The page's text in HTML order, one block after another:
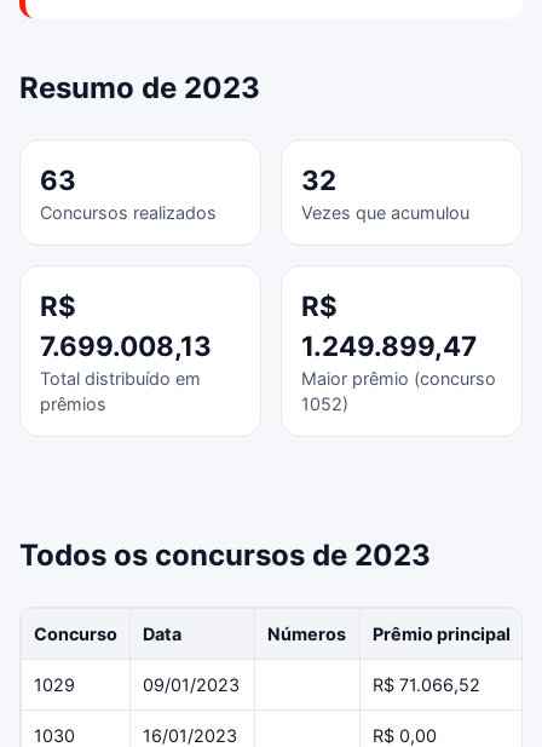
Resumo de 2023
63
Concursos realizados
32
Vezes que acumulou
R$
7.699.008,13
Total distribuído em
prêmios
R$
1.249.899,47
Maior prêmio (concurso
1052)
Todos os concursos de 2023
Concurso Data Números Prêmio principal
1029 09/01/2023 R$ 71.066,52
1030 16/01/2023 R$ 0,00